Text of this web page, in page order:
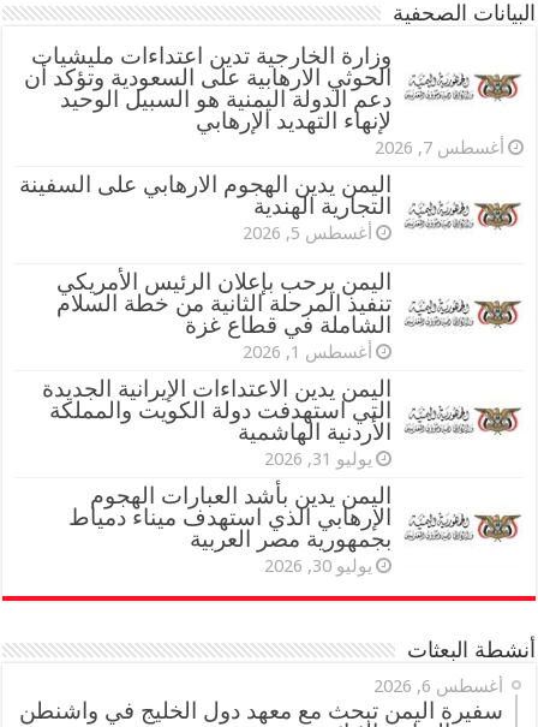
البيانات الصحفية
وزارة الخارجية تدين اعتداءات مليشيات
الحوثي الارهابية على السعودية وتؤكد أن
دعم الدولة اليمنية هو السبيل الوحيد
لإنهاء التهديد الإرهابي
أغسطس 7, 2026
اليمن يدين الهجوم الارهابي على السفينة
التجارية الهندية
أغسطس 5, 2026
اليمن يرحب بإعلان الرئيس الأمريكي
تنفيذ المرحلة الثانية من خطة السلام
الشاملة في قطاع غزة
أغسطس 1, 2026
اليمن يدين الاعتداءات الإيرانية الجديدة
التي استهدفت دولة الكويت والمملكة
الأردنية الهاشمية
يوليو 31, 2026
اليمن يدين بأشد العبارات الهجوم
الإرهابي الذي استهدف ميناء دمياط
بجمهورية مصر العربية
يوليو 30, 2026
أنشطة البعثات
أغسطس 6, 2026
سفيرة اليمن تبحث مع معهد دول الخليج في واشنطن